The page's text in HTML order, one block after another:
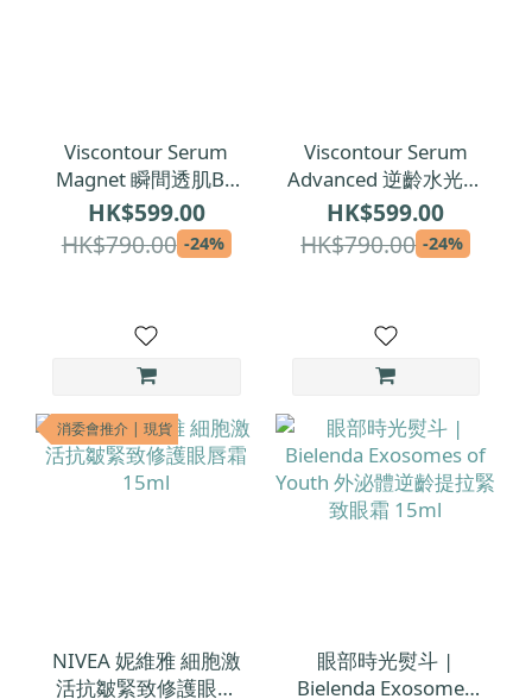
Viscontour Serum
Magnet 瞬間透肌B5
舒敏安瓶精華 1ml x
30
HK$599.00
HK$790.00 -24%
Viscontour Serum
Advanced 逆齡水光修
復安瓶精華 1ml x 30
HK$599.00
HK$790.00 -24%
消委會推介 | 現貨
NIVEA 妮維雅 細胞激
活抗皺緊致修護眼唇
眼部時光熨斗 |
Bielenda Exosomes